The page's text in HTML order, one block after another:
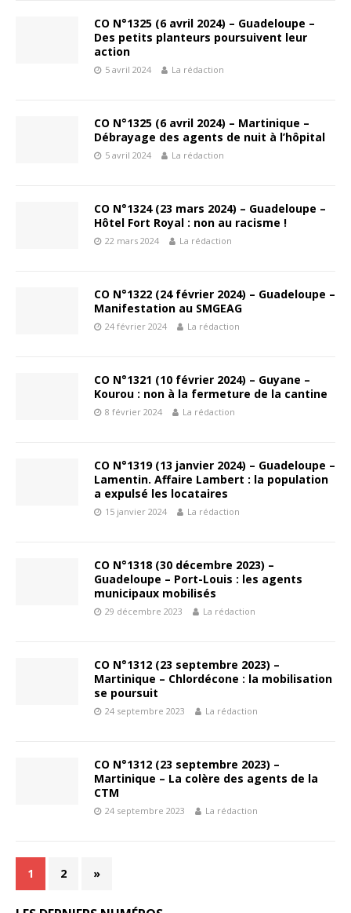
CO N°1325 (6 avril 2024) – Guadeloupe –
Des petits planteurs poursuivent leur
action
5 avril 2024 La rédaction
CO N°1325 (6 avril 2024) – Martinique –
Débrayage des agents de nuit à l’hôpital
5 avril 2024 La rédaction
CO N°1324 (23 mars 2024) – Guadeloupe –
Hôtel Fort Royal : non au racisme !
22 mars 2024 La rédaction
CO N°1322 (24 février 2024) – Guadeloupe –
Manifestation au SMGEAG
24 février 2024 La rédaction
CO N°1321 (10 février 2024) – Guyane –
Kourou : non à la fermeture de la cantine
8 février 2024 La rédaction
CO N°1319 (13 janvier 2024) – Guadeloupe –
Lamentin. Affaire Lambert : la population
a expulsé les locataires
15 janvier 2024 La rédaction
CO N°1318 (30 décembre 2023) –
Guadeloupe – Port-Louis : les agents
municipaux mobilisés
29 décembre 2023 La rédaction
CO N°1312 (23 septembre 2023) –
Martinique – Chlordécone : la mobilisation
se poursuit
24 septembre 2023 La rédaction
CO N°1312 (23 septembre 2023) –
Martinique – La colère des agents de la
CTM
24 septembre 2023 La rédaction
1 2 »